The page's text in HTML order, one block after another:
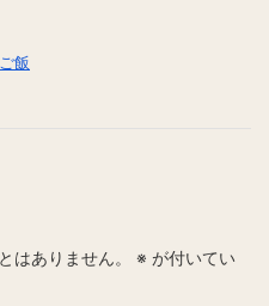
ご飯
はありません。 ※ が付いてい